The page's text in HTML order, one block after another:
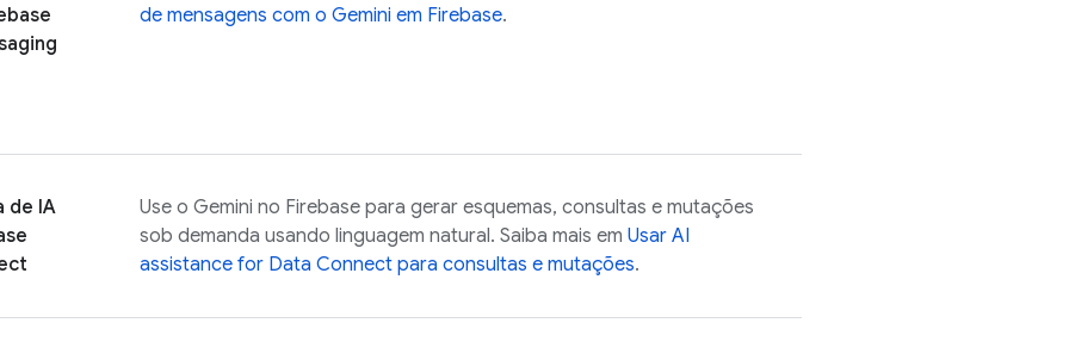
de mensagens com o Gemini em Firebase.
de IA
Use o Gemini no Firebase para gerar esquemas, consultas e mutações
sob demanda usando linguagem natural. Saiba mais em Usar AI
assistance for Data Connect para consultas e mutações.